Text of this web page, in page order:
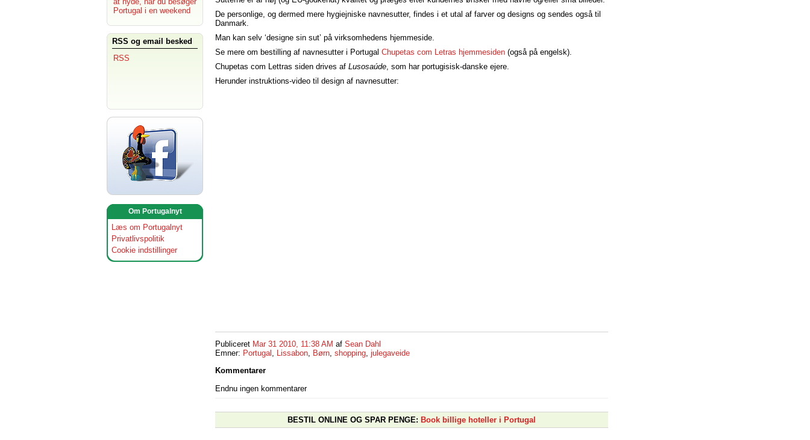
Portugal i en weekend
RSS og email besked
RSS
Om Portugalnyt
Læs om Portugalnyt
Privatlivspolitik
Cookie indstillinger
De personlige, og dermed mere hygiejniske navnesutter, findes i et utal af farver og designs og sendes også til
Danmark.
Man kan selv ‘designe sin sut’ på virksomhedens hjemmeside.
Se mere om bestilling af navnesutter i Portugal Chupetas com Letras hjemmesiden (også på engelsk).
Chupetas com Lettras siden drives af Lusosaúde , som har portugisisk-danske ejere.
Herunder instruktions-video til design af navnesutter:
Publiceret Mar 31 2010, 11:38 AM af Sean Dahl
Emner: Portugal , Lissabon, Børn, shopping, julegaveide
Kommentarer
Endnu ingen kommentarer
BESTIL ONLINE OG SPAR PENGE: Book billige hoteller i Portugal